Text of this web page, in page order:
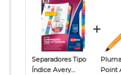
Separadores Tipo
Índice Avery
Point